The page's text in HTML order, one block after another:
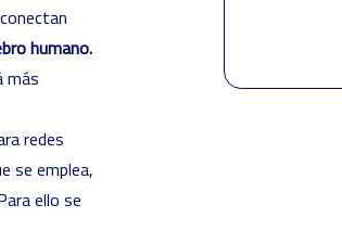
humano.
más
redes
se emplea,
ello se
objeto de
acuerdo a su
supresión,